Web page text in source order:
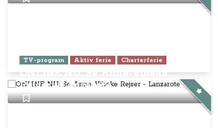
TV-program Aktiv ferie Charterferie
ONLINE NU: Se Anne-Vibeke
Rejser - Lanzarote